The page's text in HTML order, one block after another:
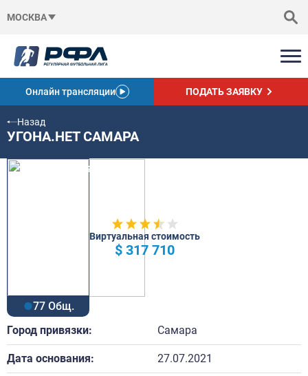
МОСКВА
Онлайн трансляции ПОДАТЬ ЗАЯВКУ
Назад
УГОНА.НЕТ САМАРА
77 Общ.
Виртуальная стоимость
$ 317 710
Город привязки: Самара
Дата основания: 27.07.2021